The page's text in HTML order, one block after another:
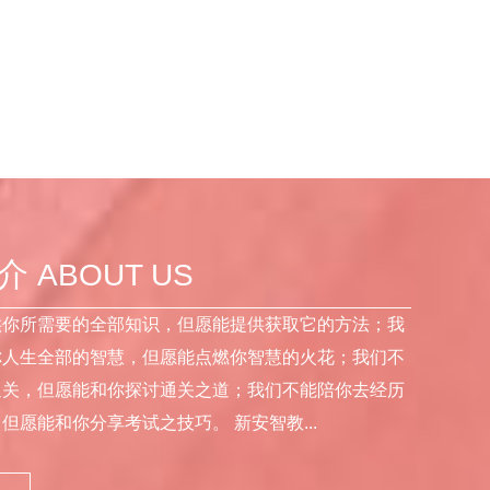
ABOUT US
所需要的全部知识，但愿能提供获取它的方法；我
生全部的智慧，但愿能点燃你智慧的火花；我们不
，但愿能和你探讨通关之道；我们不能陪你去经历
愿能和你分享考试之技巧。 新安智教...